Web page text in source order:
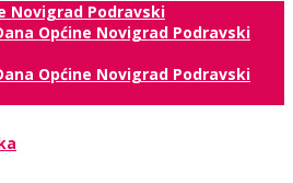
Novigrad Podravski
Općine Novigrad Podravski
Općine Novigrad Podravski